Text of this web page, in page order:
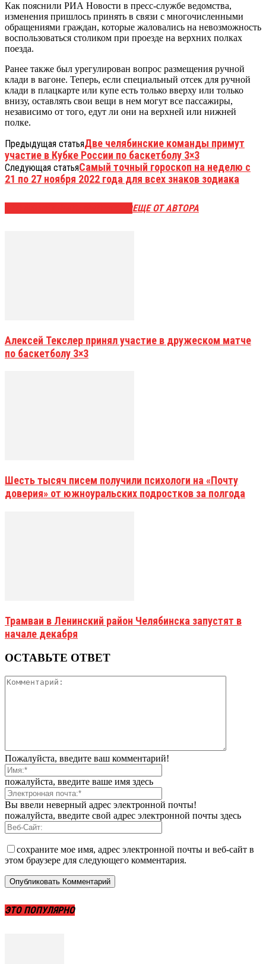
Как пояснили РИА Новости в пресс-службе ведомства,
изменения пришлось принять в связи с многочисленными
обращениями граждан, которые жаловались на невозможность
воспользоваться столиком при проезде на верхних полках
поезда.
Ранее также был урегулирован вопрос размещения ручной
клади в вагоне. Теперь, если специальный отсек для ручной
клади в плацкарте или купе есть только вверху или только
внизу, оставлять свои вещи в нем могут все пассажиры,
независимо от того, едут ли они на верхней или нижней
полке.
Предыдущая статьяДве челябинские команды примут
участие в Кубке России по баскетболу 3×3
Следующая статьяСамый точный гороскоп на неделю с
21 по 27 ноября 2022 года для всех знаков зодиака
ЕЩЕ ОТ АВТОРА
Алексей Текслер принял участие в дружеском матче
по баскетболу 3×3
Шесть тысяч писем получили психологи на «Почту
доверия» от южноуральских подростков за полгода
Трамваи в Ленинский район Челябинска запустят в
начале декабря
ОСТАВЬТЕ ОТВЕТ
Пожалуйста, введите ваш комментарий!
пожалуйста, введите ваше имя здесь
Вы ввели неверный адрес электронной почты!
пожалуйста, введите свой адрес электронной почты здесь
сохраните мое имя, адрес электронной почты и веб-сайт в
этом браузере для следующего комментария.
ЭТО ПОПУЛЯРНО